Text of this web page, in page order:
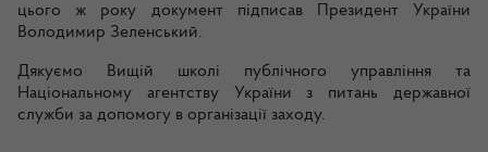
цього ж року документ підписав Президент України
Володимир Зеленський.
Дякуємо Вищій школі публічного управління та
Національному агентству України з питань державної
служби за допомогу в організації заходу.